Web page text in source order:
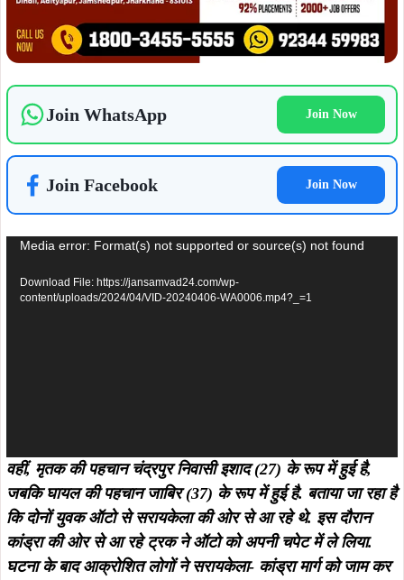
Join WhatsApp Join Now
Join Facebook Join Now
Video
Media error: Format(s) not supported or source(s) not found
Download File: https://jansamvad24.com/wp-
content/uploads/2024/04/VID-20240406-WA0006.mp4?_=1
वहीं, मृतक की पहचान चंद्रपुर निवासी इशाद (27) के रूप में हुई है,
जबकि घायल की पहचान जाबिर (37) के रूप में हुई है. बताया जा रहा है
कि दोनों युवक ऑटो से सरायकेला की ओर से आ रहे थे. इस दौरान
कांड्रा की ओर से आ रहे ट्रक ने ऑटो को अपनी चपेट में ले लिया.
घटना के बाद आक्रोशित लोगों ने सरायकेला- कांड्रा मार्ग को जाम कर